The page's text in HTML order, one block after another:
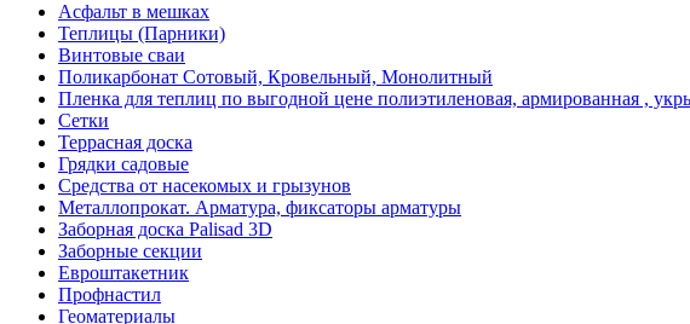
Асфальт в мешках
Теплицы (Парники)
Винтовые сваи
Поликарбонат Сотовый, Кровельный, Монолитный
Пленка для теплиц по выгодной цене полиэтиленовая, армированная ,
Сетки
Террасная доска
Грядки садовые
Средства от насекомых и грызунов
Металлопрокат. Арматура, фиксаторы арматуры
Заборная доска Palisad 3D
Заборные секции
Евроштакетник
Профнастил
Геоматериалы